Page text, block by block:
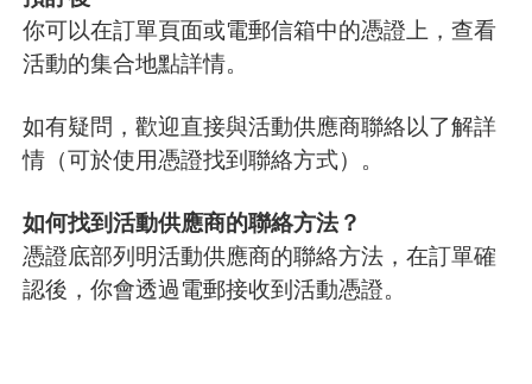
你可以在訂單頁面或電郵信箱中的憑證上，查看
活動的集合地點詳情。
如有疑問，歡迎直接與活動供應商聯絡以了解詳
情（可於使用憑證找到聯絡方式）。
如何找到活動供應商的聯絡方法？
憑證底部列明活動供應商的聯絡方法，在訂單確
認後，你會透過電郵接收到活動憑證。